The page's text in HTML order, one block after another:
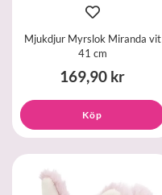
Mjukdjur Myrslok Miranda vit
41 cm
169,90 kr
Köp